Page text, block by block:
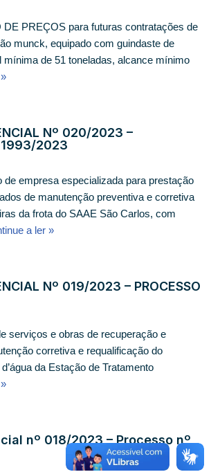
PREÇOS para futuras contratações de
munck, equipado com guindaste de
mínima de 51 toneladas, alcance mínimo
Nº 020/2023 –
1993/2023
de empresa especializada para prestação
de manutenção preventiva e corretiva
da frota do SAAE São Carlos, com
a ler »
Nº 019/2023 – PROCESSO
serviços e obras de recuperação e
corretiva e requalificação do
da Estação de Tratamento
nº 018/2023 – Processo nº